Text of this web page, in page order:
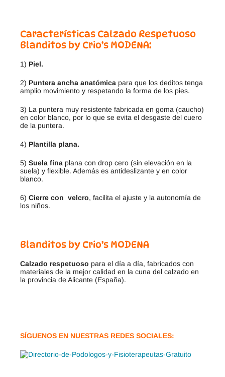
Características Calzado Respetuoso
Blanditos by Crio’s MODENA:
1) Piel.
2) Puntera ancha anatómica para que los deditos tenga
amplio movimiento y respetando la forma de los pies.
3) La puntera muy resistente fabricada en goma (caucho)
en color blanco, por lo que se evita el desgaste del cuero
de la puntera.
4) Plantilla plana.
5) Suela fina plana con drop cero (sin elevación en la
suela) y flexible. Además es antideslizante y en color
blanco.
6) Cierre con velcro, facilita el ajuste y la autonomía de
los niños.
Blanditos by Crio’s MODENA
Calzado respetuoso para el día a día, fabricados con
materiales de la mejor calidad en la cuna del calzado en
la provincia de Alicante (España).
SÍGUENOS EN NUESTRAS REDES SOCIALES: